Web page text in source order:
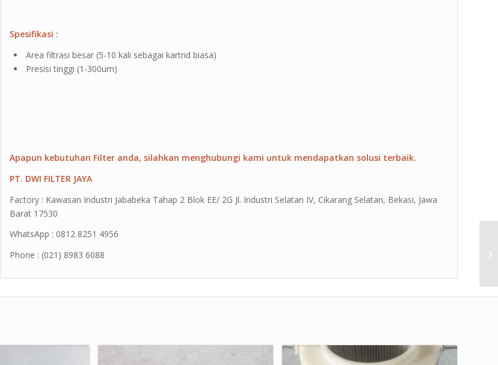
Spesifikasi :
Area filtrasi besar (5-10 kali sebagai kartrid biasa)
Presisi tinggi (1-300um)
Apapun kebutuhan Filter anda, silahkan menghubungi kami untuk mendapatkan solusi terbaik.
PT. DWI FILTER JAYA
Factory : Kawasan Industri Jababeka Tahap 2 Blok EE/ 2G Jl. Industri Selatan IV, Cikarang Selatan, Bekasi, Jawa
Barat 17530
WhatsApp : 0812 8251 4956
Phone : (021) 8983 6088